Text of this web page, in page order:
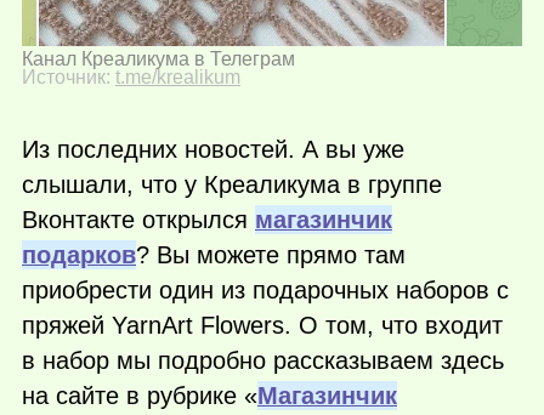
Канал Креаликума в Телеграм
Источник: t.me/krealikum
Из последних новостей. А вы уже
слышали, что у Креаликума в группе
Вконтакте открылся магазинчик
подарков? Вы можете прямо там
приобрести один из подарочных наборов с
пряжей YarnArt Flowers. О том, что входит
в набор мы подробно рассказываем здесь
на сайте в рубрике «Магазинчик